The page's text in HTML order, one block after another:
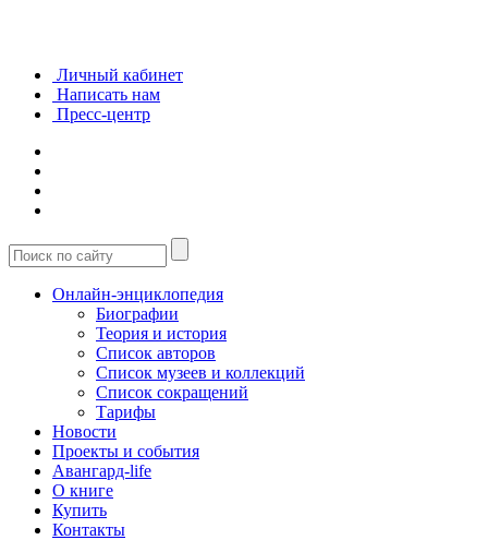
Личный кабинет
Написать нам
Пресс-центр
Онлайн-энциклопедия
Биографии
Теория и история
Список авторов
Список музеев и коллекций
Список сокращений
Тарифы
Новости
Проекты и события
Авангард-life
О книге
Купить
Контакты